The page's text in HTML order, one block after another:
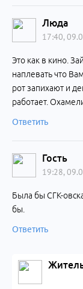
Люда
17:40,
Это как в кино.
наплевать что
рот запихают и
работает.
Ответить
Гость
19:28,
Была бы СГК-
бы.
Ответить